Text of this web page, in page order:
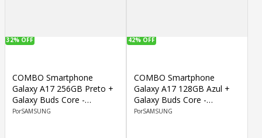
32% OFF
COMBO Smartphone
Galaxy A17 256GB Preto +
Galaxy Buds Core -
Samsung
SAMSUNG
42% OFF
COMBO Smartphone
Galaxy A17 128GB Azul +
Galaxy Buds Core -
Samsung
SAMSUNG